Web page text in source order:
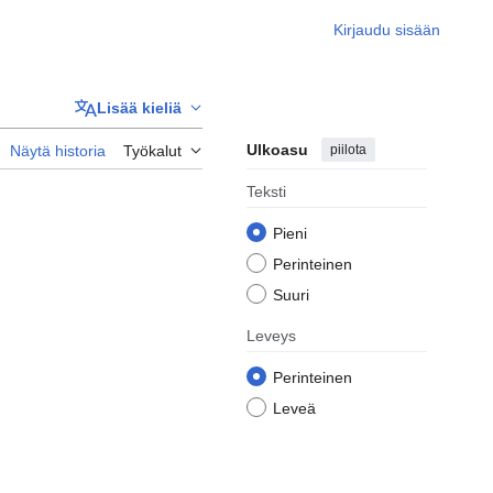
Kirjaudu sisään
Lisää kieliä
Näytä historia Työkalut Ulkoasu piilota
Teksti
Pieni
Perinteinen
Suuri
Leveys
Perinteinen
Leveä